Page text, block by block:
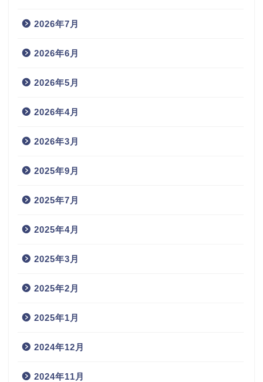
2026年7月
2026年6月
2026年5月
2026年4月
2026年3月
2025年9月
2025年7月
2025年4月
2025年3月
2025年2月
2025年1月
2024年12月
2024年11月